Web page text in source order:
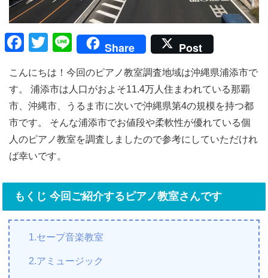
F
c
e
b
o
o
T
tt
er
Li
e
Share Post
こんにちは！今回のピアノ教室調査地域は沖縄県浦添市で
す。 浦添市は人口がおよそ11.4万人住まわれている那覇
市、沖縄市、うるま市に次いで沖縄県第4の規模を持つ都
市です。 そんな浦添市でお値段や柔軟性が優れている個
人のピアノ教室を調査しましたので参考にしていただけれ
ば幸いです。
もくじ 今回ご紹介するピアノ教室さんです
1.セープ音楽教室
2.アミュージック